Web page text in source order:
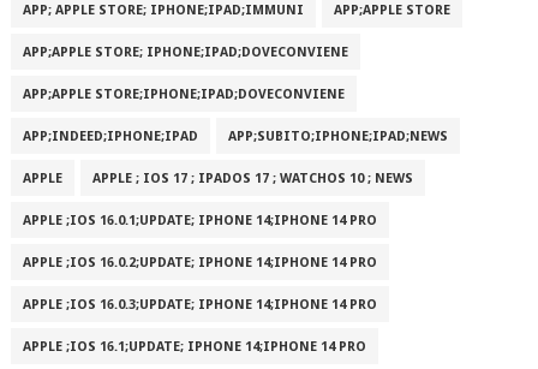
APP; APPLE STORE; IPHONE;IPAD;IMMUNI APP;APPLE STORE
APP;APPLE STORE; IPHONE;IPAD;DOVECONVIENE
APP;APPLE STORE;IPHONE;IPAD;DOVECONVIENE
APP;INDEED;IPHONE;IPAD APP;SUBITO;IPHONE;IPAD;NEWS
APPLE APPLE ; IOS 17 ; IPADOS 17 ; WATCHOS 10 ; NEWS
APPLE ;IOS 16.0.1;UPDATE; IPHONE 14;IPHONE 14 PRO
APPLE ;IOS 16.0.2;UPDATE; IPHONE 14;IPHONE 14 PRO
APPLE ;IOS 16.0.3;UPDATE; IPHONE 14;IPHONE 14 PRO
APPLE ;IOS 16.1;UPDATE; IPHONE 14;IPHONE 14 PRO